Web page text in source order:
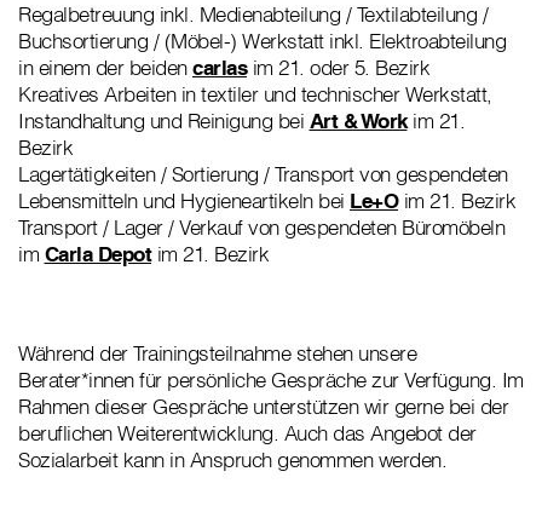
Regalbetreuung inkl. Medienabteilung / Textilabteilung /
Buchsortierung / (Möbel-) Werkstatt inkl. Elektroabteilung
in einem der beidencarlasim 21. oder 5. Bezirk
Kreatives Arbeiten in textiler und technischer Werkstatt,
Instandhaltung und Reinigung bei Art & Workim 21.
Bezirk
Lagertätigkeiten / Sortierung / Transport von gespendeten
Lebensmitteln und Hygieneartikeln bei Le+Oim 21. Bezirk
Transport / Lager / Verkauf von gespendeten Büromöbeln
im Carla Depotim 21. Bezirk
Während der Trainingsteilnahme stehen unsere
Berater*innen für persönliche Gespräche zur Verfügung. Im
Rahmen dieser Gespräche unterstützen wir gerne bei der
beruflichen Weiterentwicklung. Auch das Angebot der
Sozialarbeit kann in Anspruch genommen werden.